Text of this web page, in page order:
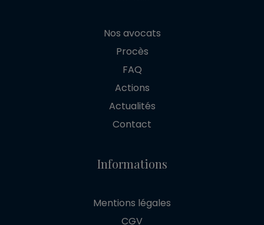
Nos avocats
Procès
FAQ
Actions
Actualités
Contact
Informations
Mentions légales
CGV